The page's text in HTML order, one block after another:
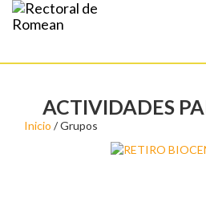
ACTIVIDADES
Inicio / Grupos